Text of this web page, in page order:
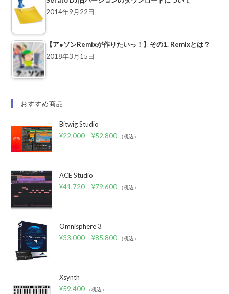
2014年9月22日
【ア●ソンRemixが作りたいっ！】その1. Remixとは？
2018年3月15日
おすすめ商品
Bitwig Studio
¥22,000 –¥52,800 （税込）
ACE Studio
¥41,720 –¥79,600 （税込）
Omnisphere 3
¥33,000 –¥85,800 （税込）
Xsynth
¥59,400 （税込）